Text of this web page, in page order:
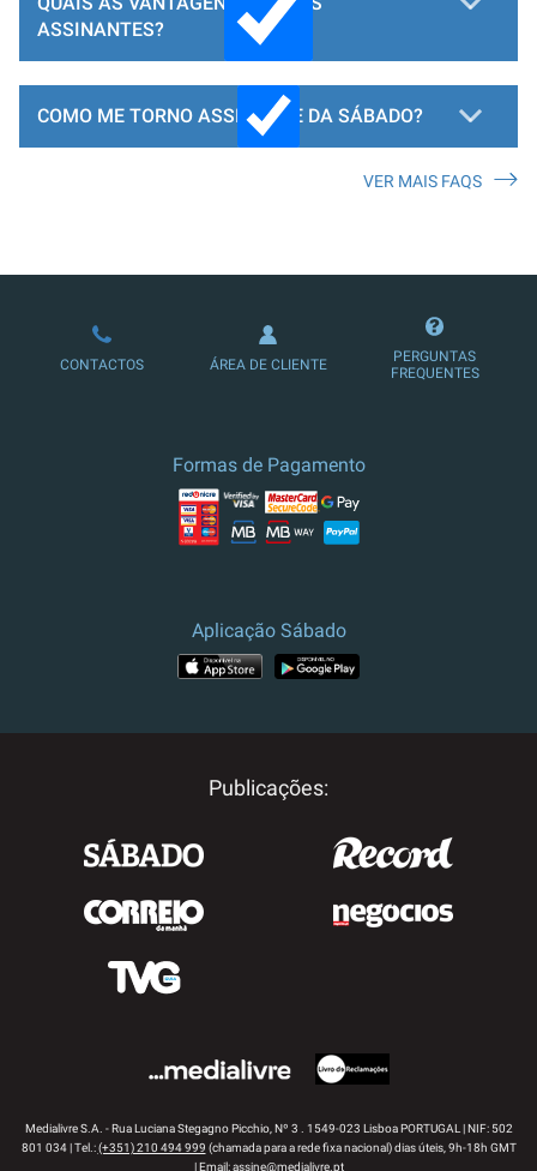
ASSINANTES?
COMO ME TORNO ASSINANTE DA SÁBADO?
LOJA DE ASSINATURAS
VER MAIS FAQS
CONTACTOS ÁREA DE CLIENTE
PERGUNTAS
FREQUENTES
Formas de Pagamento
Aplicação Sábado
Publicações:
Medialivre S.A. - Rua Luciana Stegagno Picchio, Nº 3 . 1549-023 Lisboa PORTUGAL | NIF: 502
801 034 | Tel.:(+351) 210 494 999 (chamada para a rede fixa nacional) dias úteis, 9h-18h GMT
| Email:assine@medialivre.pt